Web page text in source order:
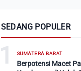
SEDANG POPULER
1 SUMATERA BARAT
Berpotensi Macet